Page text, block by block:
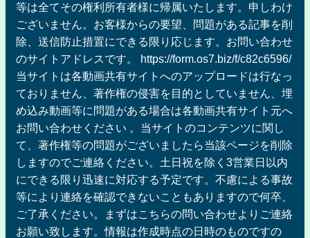
等は全てその権利所有者様に帰属いたします。申しわけ
ございません。お客様からの要望、問題がある記事を削
除、送信防止措置にできる限り応じます。お問い合わせ
のサイトアドレスです。 https://form.os7.biz/f/c82c6596/
当サイトは各動画共有サイトへのアップロードは行なっ
ておりません、著作権の侵害を目的としていません、埋
め込み動画等に問題がある場合は各動画共有サイト元へ
お問い合わせください 。当サイトのコンテンツに関し
て、著作権等の問題がございましたら当該ページを削除
しますのでご連絡ください。土日祝を除く3営業日以内
にできる限り迅速に対応する予定です。不慮による事故
等により連絡を確認できないこともありますので何卒、
ご了承ください。まずはこちらの問い合わせよりご連絡
お願い致します。情報は作成時点の日時のものですの